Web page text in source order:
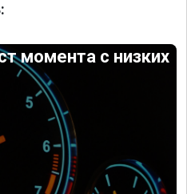
момента с низких